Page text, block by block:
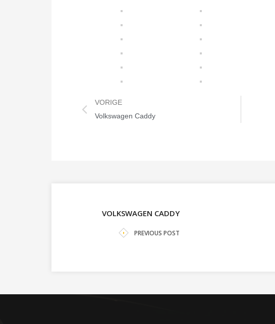
VORIGE
Volkswagen Caddy
VOLKSWAGEN CADDY
PREVIOUS POST